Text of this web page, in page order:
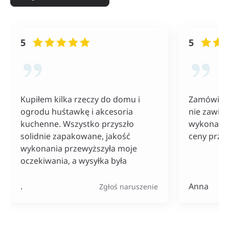
5
Kupiłem kilka rzeczy do domu i
ogrodu huśtawkę i akcesoria
kuchenne. Wszystko przyszło
solidnie zapakowane, jakość
wykonania przewyższyła moje
oczekiwania, a wysyłka była
naprawdę szybka. Do tego ceny
bardzo konkurencyjne, szczególnie
. Zgłoś naruszenie
5
nie
ceny
Anna